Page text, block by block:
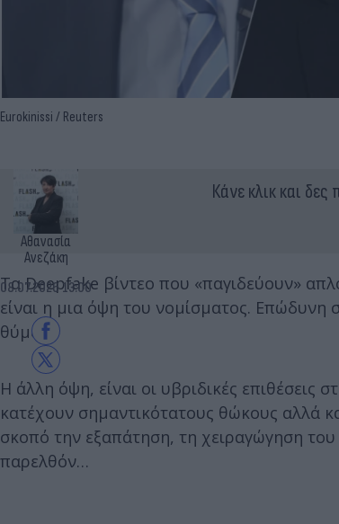
Eurokinissi / Reuters
Αθανασία
Ανεζάκη
08.07.2026 13:00
Κάνε κλικ και δες
Τα Deepfake βίντεο που «παγιδεύουν»
είναι η μια όψη του νομίσματος. Επώδυνη
θύμα.
Η άλλη όψη, είναι οι υβριδικές
κατέχουν σημαντικότατους θώκους αλλά
σκοπό την εξαπάτηση, τη χειραγώγηση
παρελθόν…